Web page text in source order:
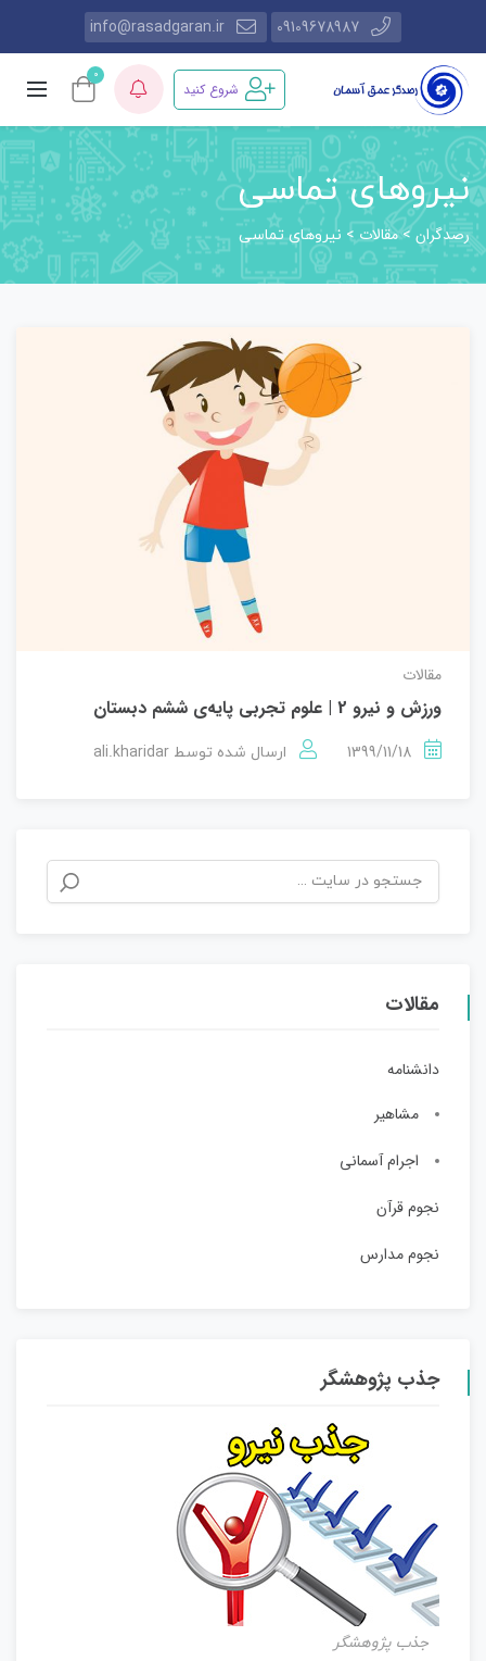
09109678987
info@rasadgaran.ir
شروع کنید
0
نیروهای تماسی
رصدگران>مقالات> نیروهای تماسی
مقالات
ورزش و نیرو 2 | علوم تجربی پایه‌ی ششم دبستان
1399/11/18 ارسال شده توسط ali.kharidar
مقالات
دانشنامه
مشاهیر
اجرام آسمانی
نجوم قرآن
نجوم مدارس
جذب پژوهشگر
جذب پژوهشگر